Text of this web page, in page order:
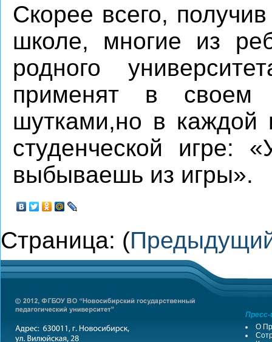
Скорее всего,
школе, многие из
родного
применят в
шутками,но в каждой
студенческой игре:
выбываешь из игры».
Страница: (
О